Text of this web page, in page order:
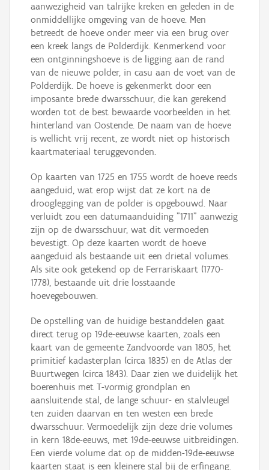
aanwezigheid van talrijke kreken en geleden in de
onmiddellijke omgeving van de hoeve. Men
betreedt de hoeve onder meer via een brug over
een kreek langs de Polderdijk. Kenmerkend voor
een ontginningshoeve is de ligging aan de rand
van de nieuwe polder, in casu aan de voet van de
Polderdijk. De hoeve is gekenmerkt door een
imposante brede dwarsschuur, die kan gerekend
worden tot de best bewaarde voorbeelden in het
hinterland van Oostende. De naam van de hoeve
is wellicht vrij recent, ze wordt niet op historisch
kaartmateriaal teruggevonden.
Op kaarten van 1725 en 1755 wordt de hoeve reeds
aangeduid, wat erop wijst dat ze kort na de
drooglegging van de polder is opgebouwd. Naar
verluidt zou een datumaanduiding "1711" aanwezig
zijn op de dwarsschuur, wat dit vermoeden
bevestigt. Op deze kaarten wordt de hoeve
aangeduid als bestaande uit een drietal volumes.
Als site ook getekend op de Ferrariskaart (1770-
1778), bestaande uit drie losstaande
hoevegebouwen.
De opstelling van de huidige bestanddelen gaat
direct terug op 19de-eeuwse kaarten, zoals een
kaart van de gemeente Zandvoorde van 1805, het
primitief kadasterplan (circa 1835) en de Atlas der
Buurtwegen (circa 1843). Daar zien we duidelijk het
boerenhuis met T-vormig grondplan en
aansluitende stal, de lange schuur- en stalvleugel
ten zuiden daarvan en ten westen een brede
dwarsschuur. Vermoedelijk zijn deze drie volumes
in kern 18de-eeuws, met 19de-eeuwse uitbreidingen.
Een vierde volume dat op de midden-19de-eeuwse
kaarten staat is een kleinere stal bij de erfingang.